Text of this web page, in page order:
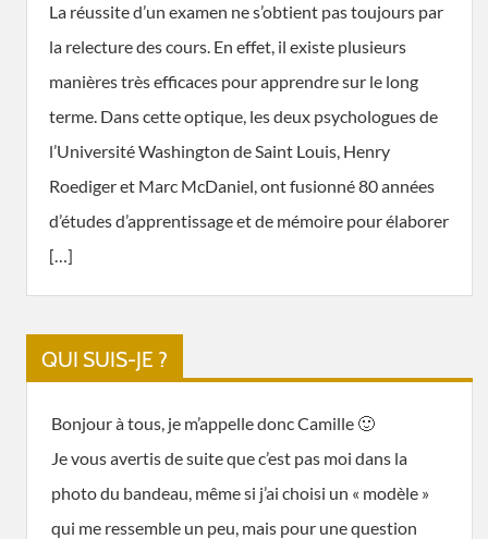
La réussite d’un examen ne s’obtient pas toujours par
la relecture des cours. En effet, il existe plusieurs
manières très efficaces pour apprendre sur le long
terme. Dans cette optique, les deux psychologues de
l’Université Washington de Saint Louis, Henry
Roediger et Marc McDaniel, ont fusionné 80 années
d’études d’apprentissage et de mémoire pour élaborer
[…]
QUI SUIS-JE ?
Bonjour à tous, je m’appelle donc Camille 🙂
Je vous avertis de suite que c’est pas moi dans la
photo du bandeau, même si j’ai choisi un « modèle »
qui me ressemble un peu, mais pour une question